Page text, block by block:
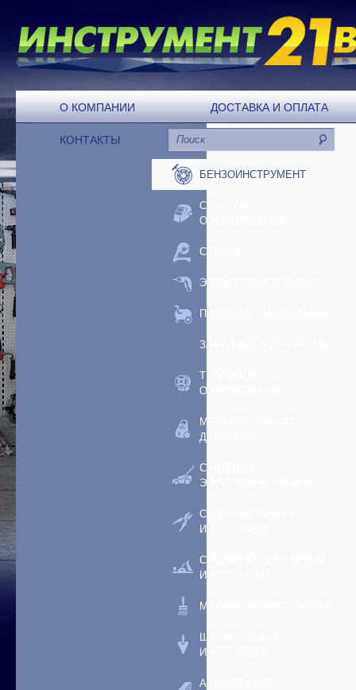
О КОМПАНИИ ДОСТАВКА И ОПЛАТА
КОНТАКТЫ
БЕНЗОИНСТРУМЕНТ
СВАРОЧНОЕ
ОБОРУДОВАНИЕ
СТАНКИ
ЭЛЕКТРОИНСТРУМЕНТ
ПНЕВМООБОРУДОВАНИЕ
ЗАРЯДНЫЕ УСТРОЙСТВА
ТЕПЛОВОЕ
ОБОРУДОВАНИЕ
МОЙКИ ВЫСОКОГО
ДАВЛЕНИЯ
САДОВЫЙ
ЭЛЕКТРОИНСТРУМЕНТ
САДОВЫЙ РУЧНОЙ
ИНСТРУМЕНТ
СТОЛЯРНО-СЛЕСАРНЫЙ
ИНСТРУМЕНТ
МАЛЯРНЫЙ ИНСТРУМЕНТ
ШТУКАТУРНЫЙ
ИНСТРУМЕНТ
АБРАЗИВНЫЙ